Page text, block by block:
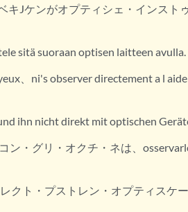
キJケンがオプティシェ・インスト
sitä suoraan optisen laitteen avulla.
、ni's observer directement a l
ihn nicht direkt mit optischen
ン・グリ・オクチ・ネは、
クト・プストレン・オプティスケ